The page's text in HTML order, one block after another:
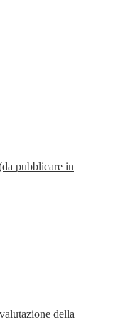
pubblicare in
della